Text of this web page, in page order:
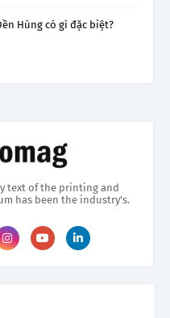
Hùng có gì đặc biệt?
text of the printing and
has been the industry's.